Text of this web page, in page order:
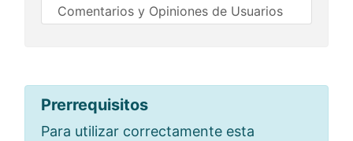
Comentarios y Opiniones de Usuarios
Prerrequisitos
Para utilizar correctamente esta